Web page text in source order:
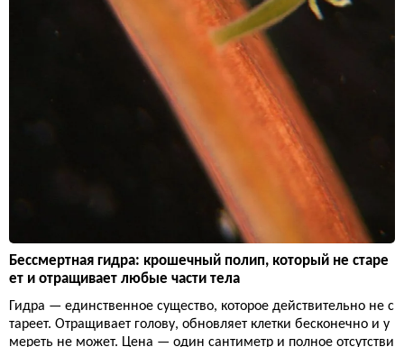
Бессмертная гидра: крошечный полип, который не старе
ет и отращивает любые части тела
Гидра — единственное существо, которое действительно не с
тареет. Отращивает голову, обновляет клетки бесконечно и у
мереть не может. Цена — один сантиметр и полное отсутстви